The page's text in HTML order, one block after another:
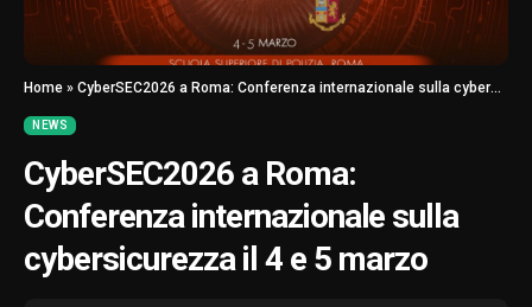
Home » CyberSEC2026 a Roma: Conferenza internazionale sulla cybersicurezza il 4 e 5 marzo
NEWS
CyberSEC2026 a Roma:
Conferenza internazionale sulla
cybersicurezza il 4 e 5 marzo